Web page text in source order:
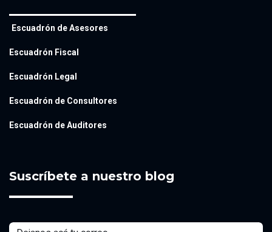
Escuadrón de Asesores
Escuadrón Fiscal
Escuadrón Legal
Escuadrón de Consultores
Escuadrón de Auditores
Suscríbete a nuestro blog